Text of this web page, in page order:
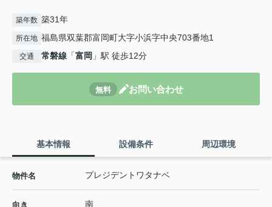
築年数 築31年
所在地 福島県双葉郡富岡町大字小浜字中央703番地1
交通 常磐線 「富岡 」駅 徒歩12分
無料 お問い合わせ
基本情報 設備条件 周辺環境
物件名 プレジデントワタナベ
向き 南